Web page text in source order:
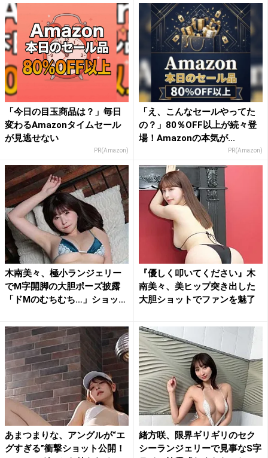
「今日の目玉商品は？」毎日
変わるAmazonタイムセール
が見逃せない
PR(Amazon)
「え、こんなセールやってた
の？」80％OFF以上が続々登
場！Amazonの本気が...
PR(Amazon)
木南美々、極小ランジェリー
でM字開脚の大胆ポーズ披露
「ドMのむちむち…」ショッ
『優しく叩いてください』木
南美々、美ヒップ突き出した
大胆ショットでファンを魅了
あまつまりな、アングルが“エ
グすぎる”衝撃ショット公開！
緒方咲、限界ギリギリのセク
シーランジェリーで見事なS字